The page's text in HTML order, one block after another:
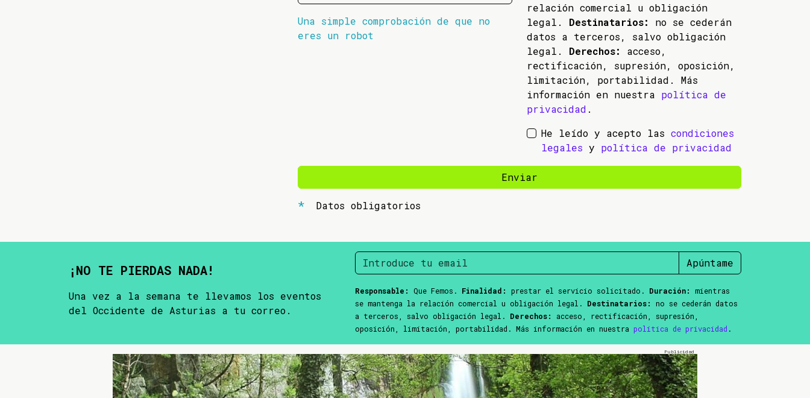
Una simple comprobación de que no
eres un robot
relación comercial u obligación
legal. Destinatarios:
no se cederán
datos a terceros, salvo obligación
legal. Derechos:
acceso,
rectificación, supresión, oposición,
limitación, portabilidad. Más
información en nuestra política de
privacidad .
He leído y acepto las condiciones
legales y política de privacidad
Enviar
Datos obligatorios
¡NO TE PIERDAS NADA!
Una vez a la semana te llevamos los eventos
del Occidente de Asturias a tu correo.
Apúntame
Responsable: Que Femos. Finalidad: prestar el servicio solicitado. Duración:
mientras
se mantenga la relación comercial u obligación legal. Destinatarios:
no se cederán datos
a terceros, salvo obligación legal. Derechos:
acceso, rectificación, supresión,
oposición, limitación, portabilidad. Más información en nuestra política de privacidad .